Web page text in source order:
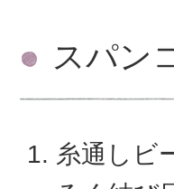
スパン
糸通しビ